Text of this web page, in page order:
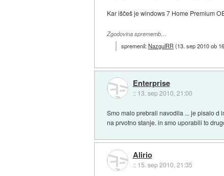
Kar iščeš je windows 7 Home Premium
Zgodovina sprememb…
spremenil:NazgulRR(13. sep 2010 ob
Enterprise
:: 13. sep 2010, 21:00
Smo malo prebrali navodila ... je pisalo d
na prvotno stanje. in smo uporabili to
Alirio
:: 15. sep 2010, 21:35